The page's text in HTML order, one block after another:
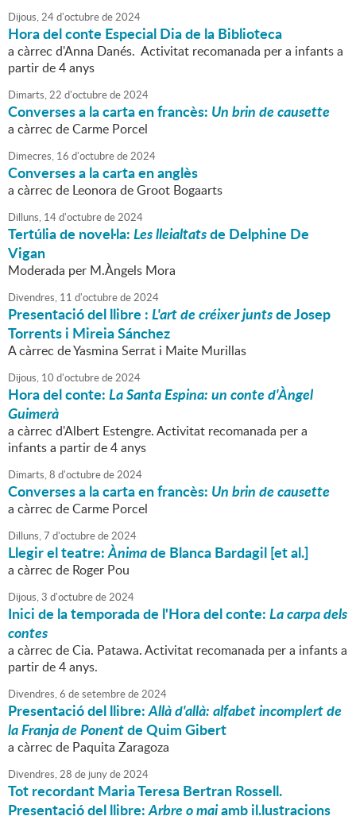
Dijous,24d'octubrede2024
Hora del conte Especial Dia de la Biblioteca
a càrrec d'Anna Danés. Activitat recomanada per a infants a
partir de 4 anys
Dimarts,22 d'octubrede2024
Converses a la carta en francès: Un brin de causette
a càrrec de Carme Porcel
Dimecres, 16 d'octubrede2024
Converses a la carta en anglès
a càrrec de Leonora de Groot Bogaarts
Dilluns, 14d'octubrede2024
Tertúlia de novel·la:Les lleialtatsde Delphine De
Vigan
Moderada per M.Àngels Mora
Divendres, 11 d'octubrede2024
Presentació del llibre :L'art de créixer juntsde Josep
Torrents i Mireia Sánchez
A càrrec de Yasmina Serrat i Maite Murillas
Dijous, 10 d'octubrede2024
Hora del conte:La Santa Espina: un conte d'Àngel
Guimerà
a càrrec d'Albert Estengre. Activitat recomanada per a
infants a partir de 4 anys
Dimarts,8 d'octubrede2024
Converses a la carta en francès: Un brin de causette
a càrrec de Carme Porcel
Dilluns,7 d'octubrede2024
Llegir el teatre:Ànimade Blanca Bardagil [et al.]
a càrrec de Roger Pou
Dijous,3 d'octubrede2024
Inici de la temporada de l'Hora del conte:La carpa dels
contes
a càrrec de Cia. Patawa. Activitat recomanada per a infants a
partir de 4 anys.
Divendres,6 desetembrede2024
Presentació del llibre:Allà d'allà: alfabet incomplert de
la Franja de Ponentde Quim Gibert
a càrrec de Paquita Zaragoza
Divendres,28 de junyde2024
Tot recordant Maria Teresa Bertran Rossell.
Presentació del llibre:Arbre o maiamb il.lustracions